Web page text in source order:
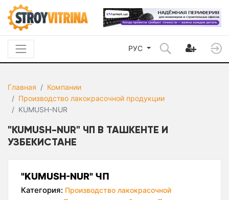
РУС
Главная
Компании
Производство лакокрасочной продукции
KUMUSH-NUR
"KUMUSH-NUR" ЧП В ТАШКЕНТЕ И
УЗБЕКИСТАНЕ
"KUMUSH-NUR" ЧП
Категория: Производство лакокрасочной